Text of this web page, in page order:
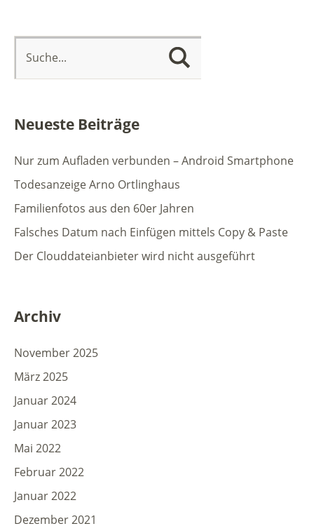
Neueste Beiträge
Nur zum Aufladen verbunden – Android Smartphone
Todesanzeige Arno Ortlinghaus
Familienfotos aus den 60er Jahren
Falsches Datum nach Einfügen mittels Copy & Paste
Der Clouddateianbieter wird nicht ausgeführt
Archiv
November 2025
März 2025
Januar 2024
Januar 2023
Mai 2022
Februar 2022
Januar 2022
Dezember 2021